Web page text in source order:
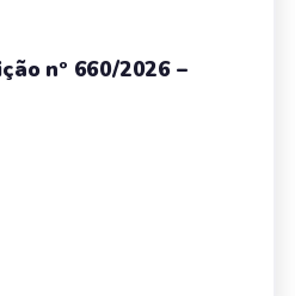
nº 660/2026 –